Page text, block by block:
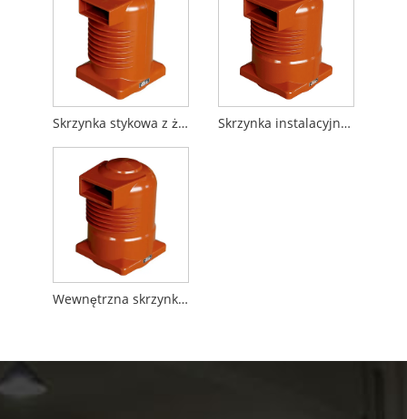
Skrzynka stykowa z żywicy epoksydowej 24kV-225 Skrzynka instalacyjna z żywicą epoksydową 24kV-250
Wewnętrzna skrzynka stykowa 252 24 kV